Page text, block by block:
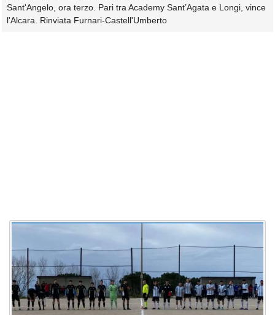
Sant'Angelo, ora terzo. Pari tra Academy Sant’Agata e Longi, vince
l'Alcara. Rinviata Furnari-Castell'Umberto